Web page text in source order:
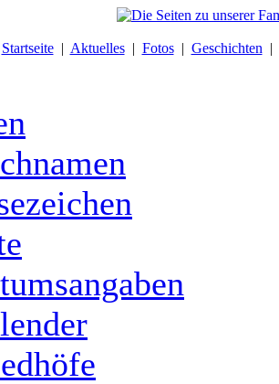
Startseite| Aktuelles| Fotos| Geschichten |